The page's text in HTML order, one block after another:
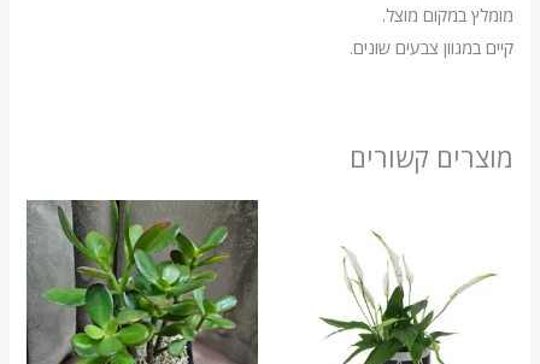
מומלץ במקום מוצל.
קיים במגוון צבעים שונים.
מוצרים קשורים
מחירים:
עד
⁦₪130.00⁩
זה
יש
מספר
סוגים.